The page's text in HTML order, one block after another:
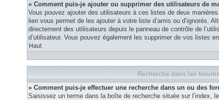
» Comment puis-je ajouter ou supprimer des utilisateurs de
Vous pouvez ajouter des utilisateurs à ces listes de deux
lien vous permet de les ajouter à votre liste d’amis ou d’ignorés.
directement des utilisateurs depuis le panneau de contrôle de
d’utilisateur. Vous pouvez également les supprimer de vos listes
Haut
Recherche dans les
» Comment puis-je effectuer une recherche dans un ou des
Saisissez un terme dans la boîte de recherche située sur l’index,